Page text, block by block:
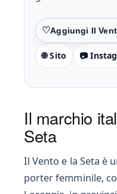
Preferiti
🌐 Sito 📷
Il marchio
Seta
Il Vento e la Seta è
porter femminile,